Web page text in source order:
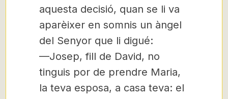
aquesta decisió, quan se li va
aparèixer en somnis un àngel
del Senyor que li digué:
—Josep, fill de David, no
tinguis por de prendre Maria,
la teva esposa, a casa teva: el